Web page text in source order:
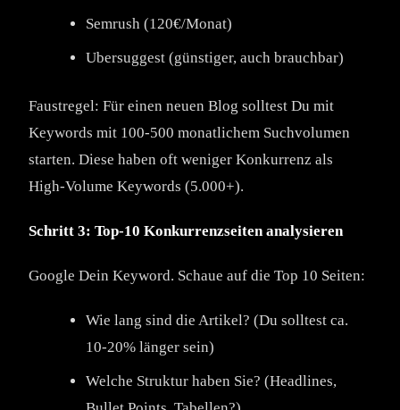
Semrush (120€/Monat)
Ubersuggest (günstiger, auch brauchbar)
Faustregel: Für einen neuen Blog solltest Du mit
Keywords mit 100-500 monatlichem Suchvolumen
starten. Diese haben oft weniger Konkurrenz als
High-Volume Keywords (5.000+).
Schritt 3: Top-10 Konkurrenzseiten analysieren
Google Dein Keyword. Schaue auf die Top 10 Seiten:
Wie lang sind die Artikel? (Du solltest ca.
10-20% länger sein)
Welche Struktur haben Sie? (Headlines,